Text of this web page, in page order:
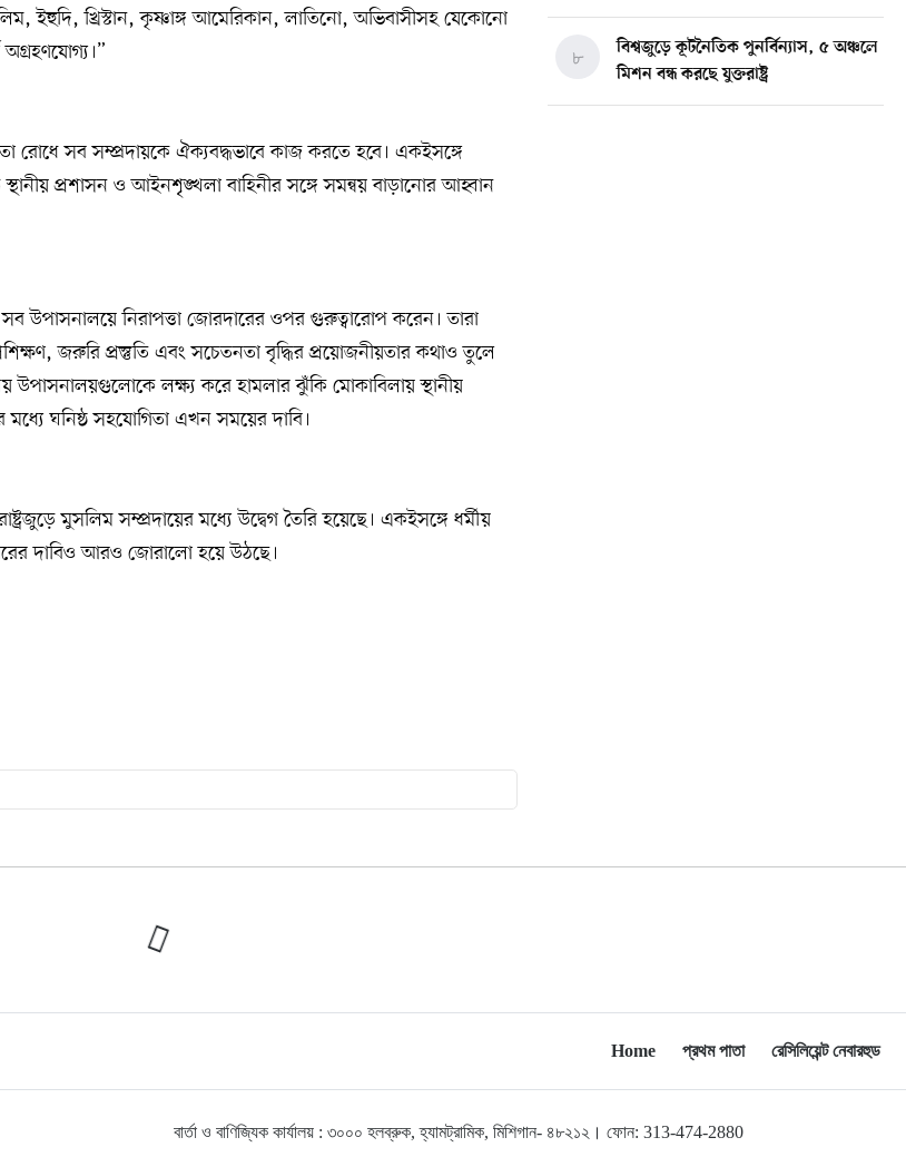
ইহুদি, খ্রিস্টান, কৃষ্ণাঙ্গ আমেরিকান, লাতিনো, অভিবাসীসহ যেকোনো
অগ্রহণযোগ্য।”
রোধে সব সম্প্রদায়কে ঐক্যবদ্ধভাবে কাজ করতে হবে। একইসঙ্গে
প্রশাসন ও আইনশৃঙ্খলা বাহিনীর সঙ্গে সমন্বয় বাড়ানোর আহ্বান
উপাসনালয়ে নিরাপত্তা জোরদারের ওপর গুরুত্বারোপ করেন। তারা
জরুরি প্রস্তুতি এবং সচেতনতা বৃদ্ধির প্রয়োজনীয়তার কথাও তুলে
উপাসনালয়গুলোকে লক্ষ্য করে হামলার ঝুঁকি মোকাবিলায় স্থানীয়
মধ্যে ঘনিষ্ঠ সহযোগিতা এখন সময়ের দাবি।
মুসলিম সম্প্রদায়ের মধ্যে উদ্বেগ তৈরি হয়েছে। একইসঙ্গে ধর্মীয়
দাবিও আরও জোরালো হয়ে উঠছে।
বিশ্বজুড়ে কূটনৈতিক পুনর্বিন্যাস, ৫ অঞ্চলে
মিশন বন্ধ করছে যুক্তরাষ্ট্র
৮
ফিফার নতুন সভাপতি নিয়ে জল্পনা,
আলোচনার কেন্দ্রবিন্দুতে সম্ভাব্য প্রার্থীরা
Home প্রথম পাতা রেসিলিয়েন্ট নেবারহুড
বার্তা ও বাণিজ্যিক কার্যালয় : ৩০০০ হলব্রুক, হ্যামট্রামিক, মিশিগান- ৪৮২১২। ফোন: 313-474-2880